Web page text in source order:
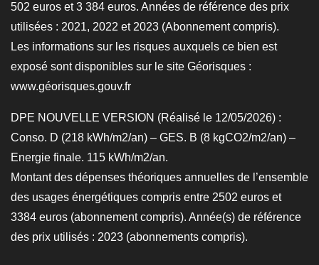
502 euros et 3 384 euros. Années de référence des prix
utilisées : 2021, 2022 et 2023 (Abonnement compris).
Les informations sur les risques auxquels ce bien est
exposé sont disponibles sur le site Géorisques :
www.géorisques.gouv.fr
DPE NOUVELLE VERSION (Réalisé le 12/05/2026) :
Conso. D (218 kWh/m2/an) – GES. B (8 kgCO2/m2/an) –
Energie finale. 115 kWh/m2/an.
Montant des dépenses théoriques annuelles de l’ensemble
des usages énergétiques compris entre 2502 euros et
3384 euros (abonnement compris). Année(s) de référence
des prix utilisés : 2023 (abonnements compris).